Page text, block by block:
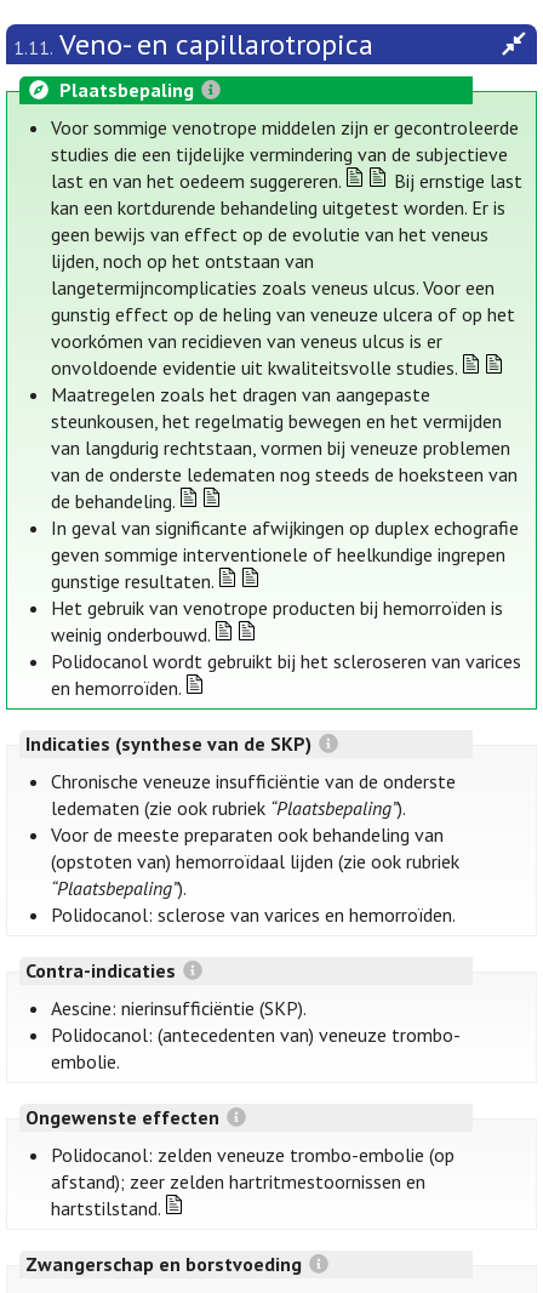
1.11. Veno- en capillarotropica
Plaatsbepaling
Voor sommige venotrope middelen zijn er gecontroleerde
studies die een tijdelijke vermindering van de subjectieve
last en van het oedeem suggereren.
Bij ernstige last
kan een kortdurende behandeling uitgetest worden. Er is
geen bewijs van effect op de evolutie van het veneus
lijden, noch op het ontstaan van
langetermijncomplicaties zoals veneus ulcus. Voor een
gunstig effect op de heling van veneuze ulcera of op het
voorkómen van recidieven van veneus ulcus is er
onvoldoende evidentie uit kwaliteitsvolle studies.
Maatregelen zoals het dragen van aangepaste
steunkousen, het regelmatig bewegen en het vermijden
van langdurig rechtstaan, vormen bij veneuze problemen
van de onderste ledematen nog steeds de hoeksteen van
de behandeling.
In geval van significante afwijkingen op duplex echografie
geven sommige interventionele of heelkundige ingrepen
gunstige resultaten.
Het gebruik van venotrope producten bij hemorroïden is
weinig onderbouwd.
Polidocanol wordt gebruikt bij het scleroseren van varices
en hemorroïden.
Indicaties (synthese van de SKP)
Chronische veneuze insufficiëntie van de onderste
ledematen (zie ook rubriek “Plaatsbepaling”).
Voor de meeste preparaten ook behandeling van
(opstoten van) hemorroïdaal lijden (zie ook rubriek
“Plaatsbepaling”).
Polidocanol: sclerose van varices en hemorroïden.
Contra-indicaties
Aescine: nierinsufficiëntie (SKP).
Polidocanol: (antecedenten van) veneuze trombo-
embolie.
Ongewenste effecten
Polidocanol: zelden veneuze trombo-embolie (op
afstand); zeer zelden hartritmestoornissen en
hartstilstand.
Zwangerschap en borstvoeding